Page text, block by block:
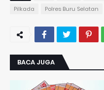
Pilkada
Polres Buru Selatan
BACA JUGA